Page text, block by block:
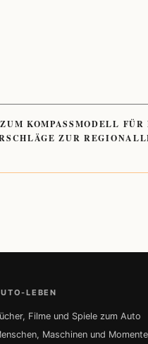
KOMPASSMODELL FÜR
ZUR
LEBEN
Filme und Spiele zum Auto
Maschinen und Momente